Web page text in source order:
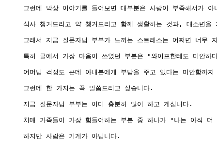
그런데 막상 이야기를 들어보면 대부분은 사랑이 부족해서가
식사 챙겨드리고 약 챙겨드리고 함께 생활하는 것과, 대소변
그래서 지금 질문자님 부부가 느끼는 스트레스는 어쩌면 너무
특히 글에서 가장 마음이 쓰였던 부분은 "와이프한테도 미안하
어머님 걱정도 큰데 아내분에게 부담을 주고 있다는 미안함까
그런데 한 가지는 꼭 말씀드리고 싶습니다.
지금 질문자님 부부는 이미 충분히 많이 하고 계십니다.
치매 가족들이 가장 힘들어하는 부분 중 하나가 "나는 아직
하지만 사람은 기계가 아닙니다.